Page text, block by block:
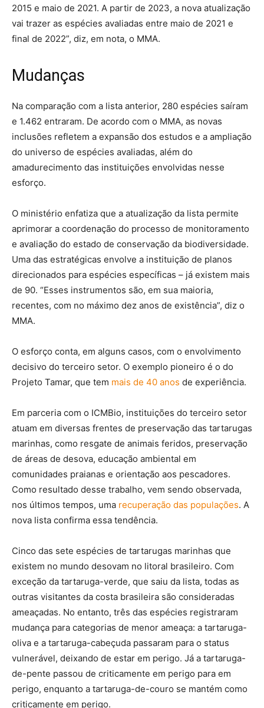
2015 e maio de 2021. A partir de 2023, a nova atualização
vai trazer as espécies avaliadas entre maio de 2021 e
final de 2022”, diz, em nota, o MMA.
Mudanças
Na comparação com a lista anterior, 280 espécies saíram
e 1.462 entraram. De acordo com o MMA, as novas
inclusões refletem a expansão dos estudos e a ampliação
do universo de espécies avaliadas, além do
amadurecimento das instituições envolvidas nesse
esforço.
O ministério enfatiza que a atualização da lista permite
aprimorar a coordenação do processo de monitoramento
e avaliação do estado de conservação da biodiversidade.
Uma das estratégicas envolve a instituição de planos
direcionados para espécies específicas – já existem mais
de 90. “Esses instrumentos são, em sua maioria,
recentes, com no máximo dez anos de existência”, diz o
MMA.
O esforço conta, em alguns casos, com o envolvimento
decisivo do terceiro setor. O exemplo pioneiro é o do
Projeto Tamar, que tem mais de 40 anos de experiência.
Em parceria com o ICMBio, instituições do terceiro setor
atuam em diversas frentes de preservação das tartarugas
marinhas, como resgate de animais feridos, preservação
de áreas de desova, educação ambiental em
comunidades praianas e orientação aos pescadores.
Como resultado desse trabalho, vem sendo observada,
nos últimos tempos, uma recuperação das populações. A
nova lista confirma essa tendência.
Cinco das sete espécies de tartarugas marinhas que
existem no mundo desovam no litoral brasileiro. Com
exceção da tartaruga-verde, que saiu da lista, todas as
outras visitantes da costa brasileira são consideradas
ameaçadas. No entanto, três das espécies registraram
mudança para categorias de menor ameaça: a tartaruga-
oliva e a tartaruga-cabeçuda passaram para o status
vulnerável, deixando de estar em perigo. Já a tartaruga-
de-pente passou de criticamente em perigo para em
perigo, enquanto a tartaruga-de-couro se mantém como
criticamente em perigo.